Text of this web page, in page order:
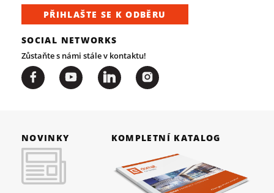
PŘIHLAŠTE SE K ODBĚRU
SOCIAL NETWORKS
Zůstaňte s námi stále v kontaktu!
NOVINKY KOMPLETNÍ KATALOG